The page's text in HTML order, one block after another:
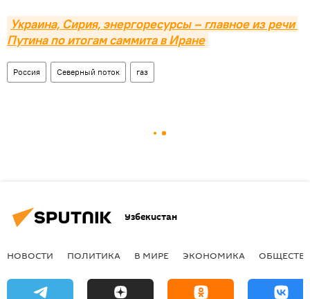
Украина, Сирия, энергоресурсы – главное из речи
Путина по итогам саммита в Иране
Россия Северный поток газ
Узбекистан
НОВОСТИ ПОЛИТИКА В МИРЕ ЭКОНОМИКА